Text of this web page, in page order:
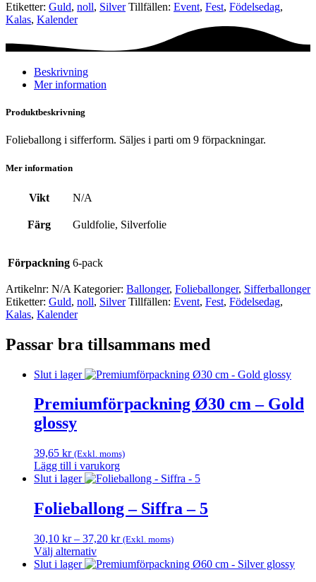
Siffra
0
Etiketter: Guld, noll, Silver Tillfällen: Event, Fest, Födelsedag,
Kalas, Kalender
Beskrivning
Mer information
Produktbeskrivning
Folieballong i sifferform. Säljes i parti om 9 förpackningar.
Mer information
Vikt N/A
Färg Guldfolie, Silverfolie
Förpackning 6-pack
Artikelnr: N/A Kategorier: Ballonger, Folie­­­ballonger, Siffer­­ballonger
Etiketter: Guld, noll, Silver Tillfällen: Event, Fest, Födelsedag,
Kalas, Kalender
Passar bra tillsammans med
Slut i lager
Premiumförpackning Ø30 cm – Gold
glossy
39,65 kr (Exkl. moms)
Lägg till i varukorg
Slut i lager
Folieballong – Siffra – 5
30,10 kr – 37,20 krPrisintervall:
till
(Exkl. moms)
Välj alternativ
Den
Slut i lager